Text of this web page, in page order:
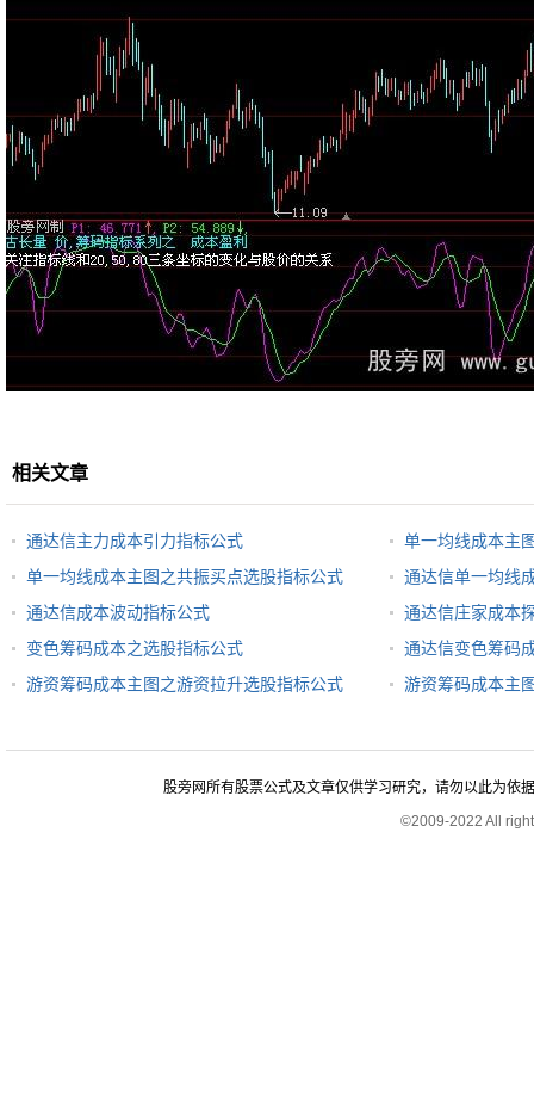
相关文章
通达信主力成本引力指标公式
单一均线成本主
单一均线成本主图之共振买点选股指标公式
通达信单一均线
通达信成本波动指标公式
通达信庄家成本
变色筹码成本之选股指标公式
通达信变色筹码
游资筹码成本主图之游资拉升选股指标公式
游资筹码成本主
股旁网所有股票公式及文章仅供学习研究，请勿以此为依
©2009-2022 All